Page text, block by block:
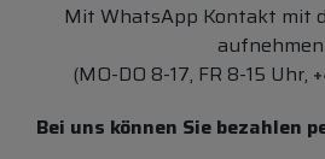
Mit WhatsApp Kontakt mit
aufnehmen
(MO-DO 8-17, FR 8-15 Uhr,
Bei uns können Sie bezahlen